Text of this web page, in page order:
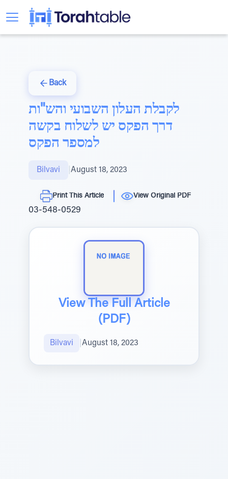
Back
לקבלת העלון השבועי והש"ות
דרך הפקס יש לשלוח בקשה
למספר הפקס
Bilvavi August 18, 2023
Print This Article View Original PDF
03-548-0529
View The Full Article
(PDF)
Bilvavi August 18, 2023